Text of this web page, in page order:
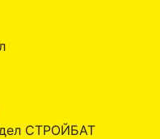
СТРОЙБАТ